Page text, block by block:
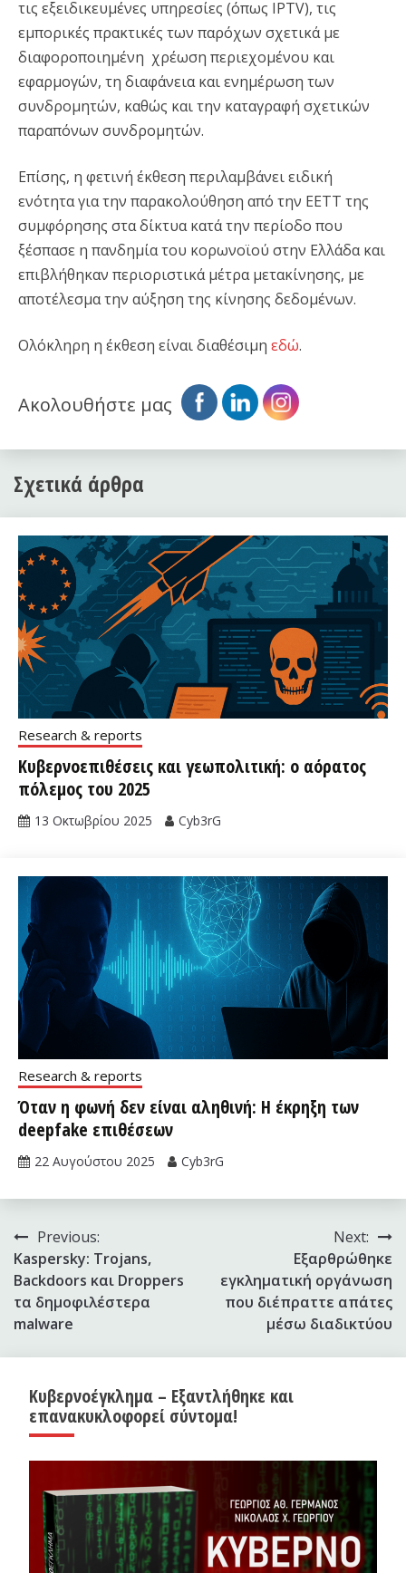
τις εξειδικευμένες υπηρεσίες (όπως IPTV), τις
εμπορικές πρακτικές των παρόχων σχετικά με
διαφοροποιημένη χρέωση περιεχομένου και
εφαρμογών, τη διαφάνεια και ενημέρωση των
συνδρομητών, καθώς και την καταγραφή σχετικών
παραπόνων συνδρομητών.
Επίσης, η φετινή έκθεση περιλαμβάνει ειδική
ενότητα για την παρακολούθηση από την ΕΕΤΤ της
συμφόρησης στα δίκτυα κατά την περίοδο που
ξέσπασε η πανδημία του κορωνοϊού στην Ελλάδα και
επιβλήθηκαν περιοριστικά μέτρα μετακίνησης, με
αποτέλεσμα την αύξηση της κίνησης δεδομένων.
Ολόκληρη η έκθεση είναι διαθέσιμη εδώ.
Ακολουθήστε μας
Σχετικά άρθρα
Research & reports
Κυβερνοεπιθέσεις και γεωπολιτική: ο αόρατος
πόλεμος του 2025
13 Οκτωβρίου 2025 Cyb3rG
Research & reports
Όταν η φωνή δεν είναι αληθινή: Η έκρηξη των
deepfake επιθέσεων
22 Αυγούστου 2025 Cyb3rG
Πλοήγηση
άρθρων
Previous:
Kaspersky: Trojans,
Backdoors και Droppers
τα δημοφιλέστερα
malware
Next:
Εξαρθρώθηκε
εγκληματική οργάνωση
που διέπραττε απάτες
μέσω διαδικτύου
Κυβερνοέγκλημα – Εξαντλήθηκε και
επανακυκλοφορεί σύντομα!